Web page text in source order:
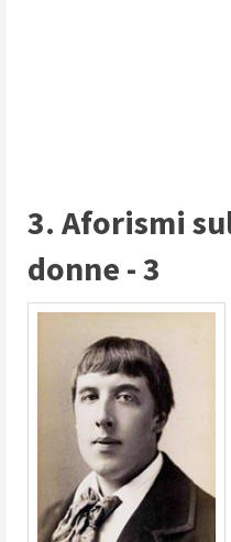
3. Aforismi
donne - 3